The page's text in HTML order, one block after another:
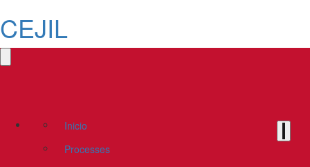
CEJIL
Inicio
Processes